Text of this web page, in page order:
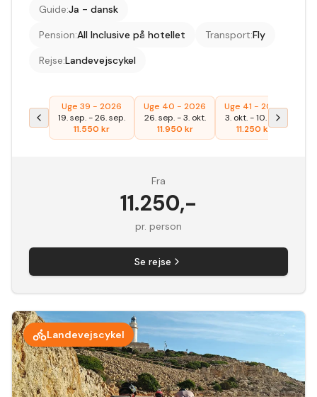
Guide:Ja - dansk
Pension:All Inclusive på hotellet Transport:Fly
Rejse:Landevejscykel
Uge 39 - 2026
19. sep.-26. sep.
11.550 kr
Uge 40 - 2026
26. sep.-3. okt.
11.950 kr
Uge 41 - 2026
3. okt.-10. okt.
11.250 kr
Fra
11.250,-
pr. person
Se rejse
Landevejscykel